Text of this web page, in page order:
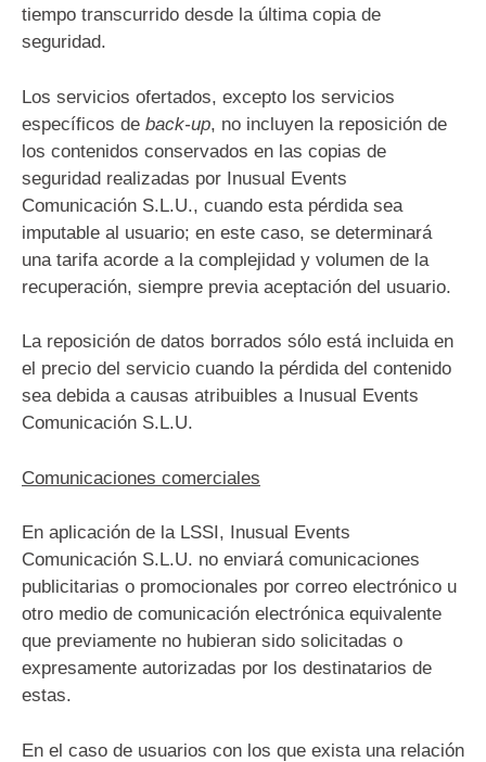
tiempo transcurrido desde la última copia de
seguridad.
Los servicios ofertados, excepto los servicios
específicos de back-up, no incluyen la reposición de
los contenidos conservados en las copias de
seguridad realizadas por Inusual Events
Comunicación S.L.U., cuando esta pérdida sea
imputable al usuario; en este caso, se determinará
una tarifa acorde a la complejidad y volumen de la
recuperación, siempre previa aceptación del usuario.
La reposición de datos borrados sólo está incluida en
el precio del servicio cuando la pérdida del contenido
sea debida a causas atribuibles a Inusual Events
Comunicación S.L.U.
Comunicaciones comerciales
En aplicación de la LSSI, Inusual Events
Comunicación S.L.U. no enviará comunicaciones
publicitarias o promocionales por correo electrónico u
otro medio de comunicación electrónica equivalente
que previamente no hubieran sido solicitadas o
expresamente autorizadas por los destinatarios de
estas.
En el caso de usuarios con los que exista una relación